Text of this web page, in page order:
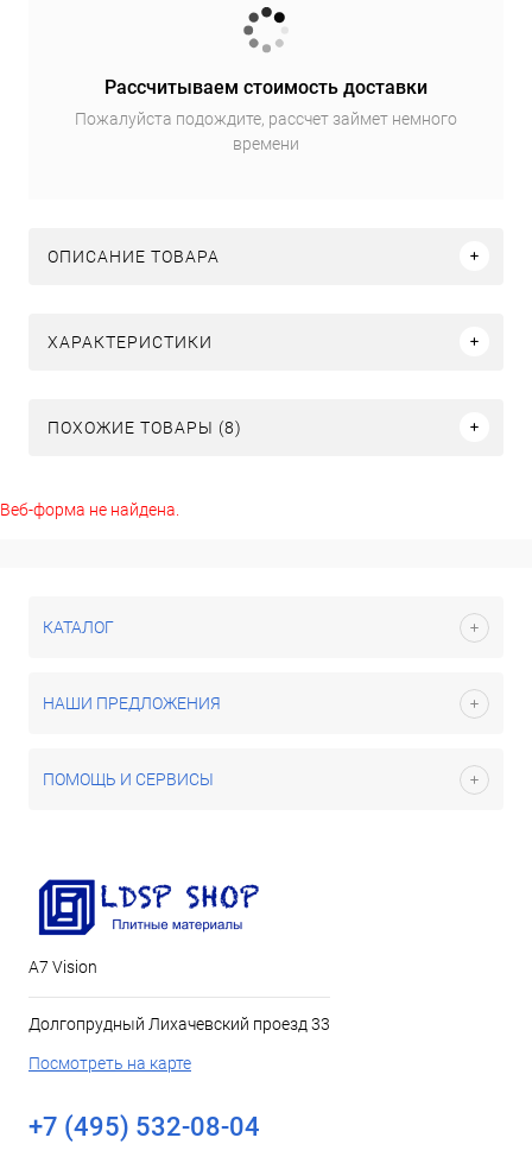
Рассчитываем стоимость доставки
Пожалуйста подождите, рассчет займет немного
времени
ОПИСАНИЕ ТОВАРА
ХАРАКТЕРИСТИКИ
ПОХОЖИЕ ТОВАРЫ (8)
Веб-форма не найдена.
КАТАЛОГ
НАШИ ПРЕДЛОЖЕНИЯ
ПОМОЩЬ И СЕРВИСЫ
А7 Vision
Долгопрудный Лихачевский проезд 33
Посмотреть на карте
+7 (495) 532-08-04